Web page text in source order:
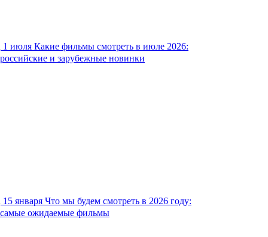
1 июля Какие фильмы смотреть в июле 2026:
российские и зарубежные новинки
15 января Что мы будем смотреть в 2026 году:
самые ожидаемые фильмы